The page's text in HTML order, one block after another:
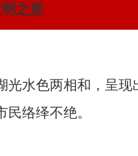
之形
光水色两相和，呈现
络绎不绝。